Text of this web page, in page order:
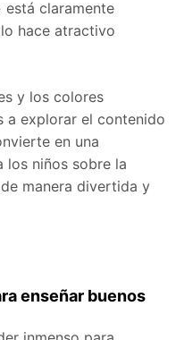
está claramente
hace atractivo
y los colores
a explorar el contenido
en una
los niños sobre la
manera divertida y
enseñar buenos